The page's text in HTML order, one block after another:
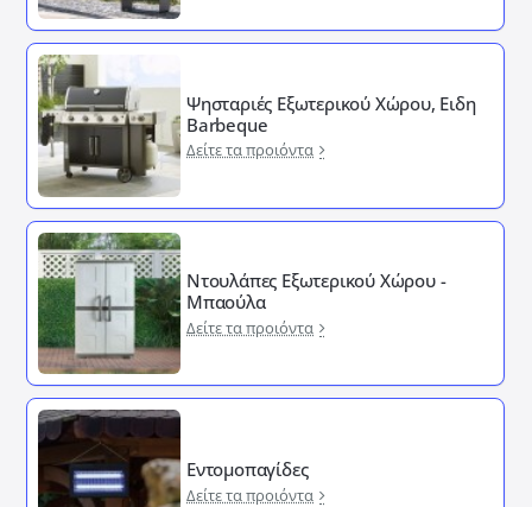
Ψησταριές Εξωτερικού Χώρου, Ειδη
Barbeque
Δείτε τα προιόντα
Ντουλάπες Εξωτερικού Χώρου -
Μπαούλα
Δείτε τα προιόντα
Εντομοπαγίδες
Δείτε τα προιόντα